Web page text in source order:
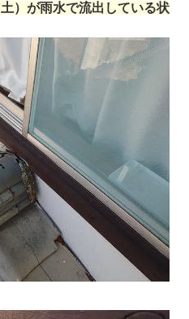
）が雨水で流出している状